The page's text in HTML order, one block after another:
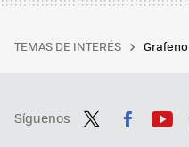
TEMAS DE INTERÉS Grafeno
Síguenos